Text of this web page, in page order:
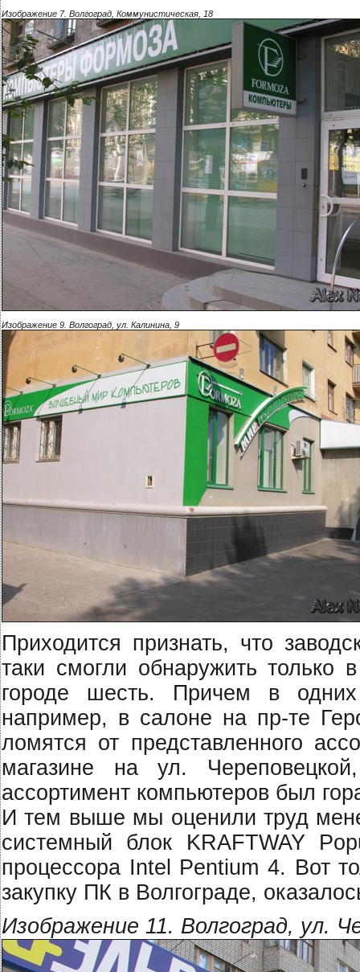
Изображение 7. Волгоград, Коммунистическая, 18
Изображение 9. Волгоград, ул. Калинина, 9
Приходится признать, что
таки смогли обнаружить только
городе шесть. Причем в
например, в салоне на пр-те
ломятся от представленного
магазине на ул.
ассортимент компьютеров был
И тем выше мы оценили труд
системный блок KRAFTWAY
процессора Intel Pentium 4. Вот
закупку ПК в Волгограде,
Изображение 11. Волгоград, ул.